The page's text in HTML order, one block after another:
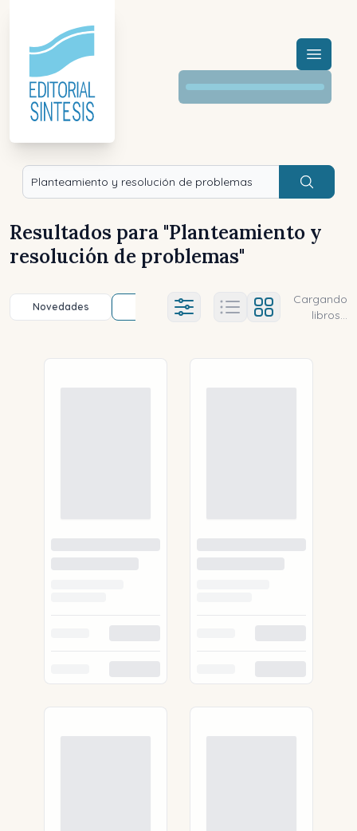
Menú
Buscar
Resultados para "Planteamiento y
resolución de problemas"
Novedades Título (a-z) Título (z-a)
Ajustes abierto
Cargando
libros...